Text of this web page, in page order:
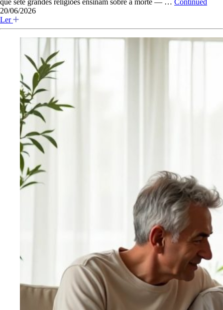
que sete grandes religiões ensinam sobre a morte — … Continued
20/06/2026
Ler